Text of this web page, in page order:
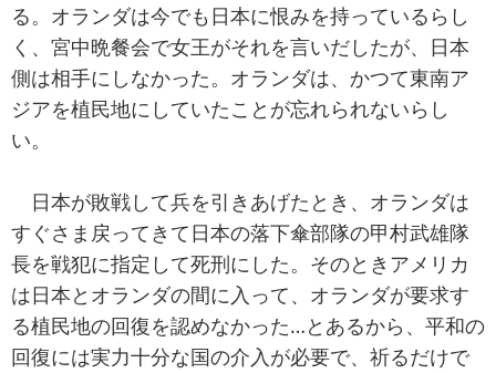
る。オランダは今でも日本に恨みを持っているらし
く、宮中晩餐会で女王がそれを言いだしたが、日本
側は相手にしなかった。オランダは、かつて東南ア
ジアを植民地にしていたことが忘れられないらし
い。
日本が敗戦して兵を引きあげたとき、オランダは
すぐさま戻ってきて日本の落下傘部隊の甲村武雄隊
長を戦犯に指定して死刑にした。そのときアメリカ
は日本とオランダの間に入って、オランダが要求す
る植民地の回復を認めなかった…とあるから、平和の
回復には実力十分な国の介入が必要で、祈るだけで